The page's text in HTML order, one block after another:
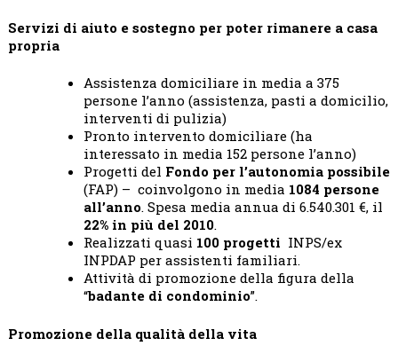
Servizi di aiuto e sostegno per poter rimanere a casa
propria
Assistenza domiciliare in media a 375
persone l’anno (assistenza, pasti a domicilio,
interventi di pulizia)
Pronto intervento domiciliare (ha
interessato in media 152 persone l’anno)
Progetti del Fondo per l’autonomia possibile
(FAP) – coinvolgono in media 1084 persone
all’anno. Spesa media annua di 6.540.301 €, il
22% in più del 2010.
Realizzati quasi 100 progetti INPS/ex
INPDAP per assistenti familiari.
Attività di promozione della figura della
“badante di condominio”.
Promozione della qualità della vita